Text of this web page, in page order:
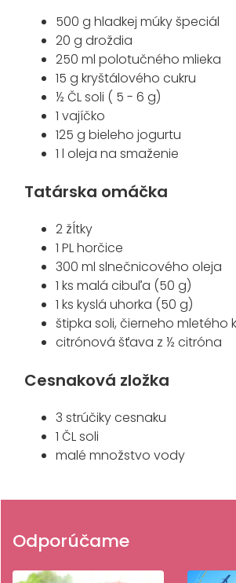
500 g hladkej múky špeciál
20 g droždia
250 ml polotučného mlieka
15 g kryštálového cukru
½ ČL soli ( 5 - 6 g)
1 vajíčko
125 g bieleho jogurtu
1 l oleja na smaženie
Tatárska omáčka
2 žĺtky
1 PL horčice
300 ml slnečnicového oleja
1 ks malá cibuľa (50 g)
1 ks kyslá uhorka (50 g)
štipka soli, čierneho mletého
citrónová šťava z ½ citróna
Cesnaková zložka
3 strúčiky cesnaku
1 ČL soli
malé množstvo vody
Odporúčame